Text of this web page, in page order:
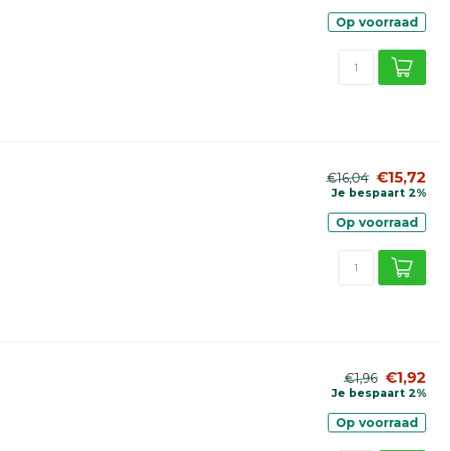
Op voorraad
€16,04 €15,72
Je bespaart 2%
Op voorraad
€1,96 €1,92
Je bespaart 2%
Op voorraad